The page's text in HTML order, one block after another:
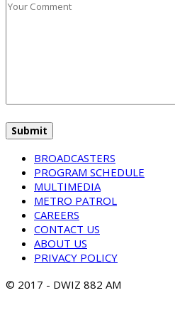
BROADCASTERS
PROGRAM SCHEDULE
MULTIMEDIA
METRO PATROL
CAREERS
CONTACT US
ABOUT US
PRIVACY POLICY
© 2017 - DWIZ 882 AM